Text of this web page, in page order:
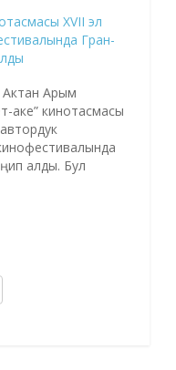
XVII эл
Гран-
Арым
аке” кинотасмасы
алды. Бул
продюсеры
катышып,